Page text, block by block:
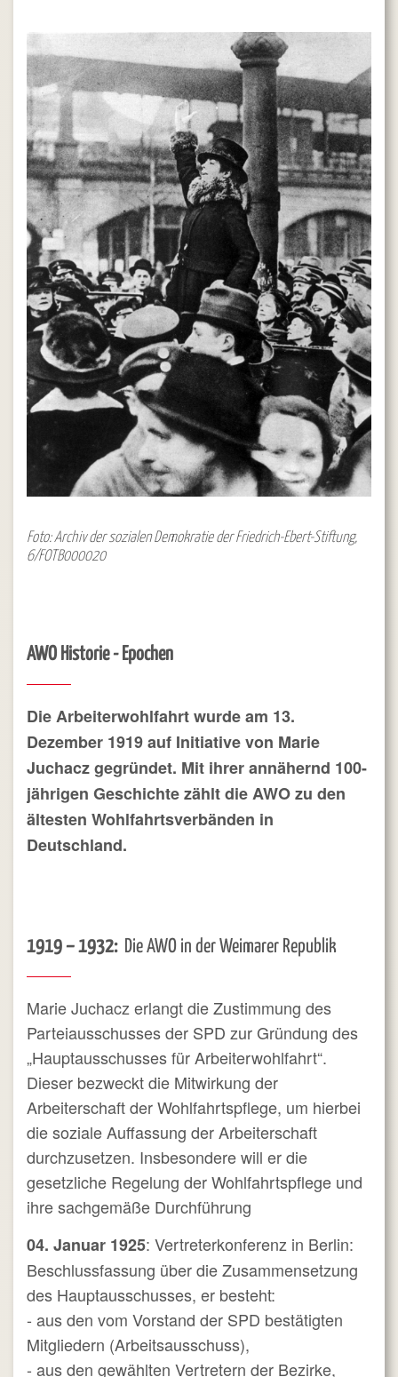
Foto: Archiv der sozialen Demokratie der Friedrich-Ebert-Stiftung,
6/FOTB000020
AWO Historie - Epochen
Die Arbeiterwohlfahrt wurde am 13.
Dezember 1919 auf Initiative von Marie
Juchacz gegründet. Mit ihrer annähernd 100-
jährigen Geschichte zählt die AWO zu den
ältesten Wohlfahrtsverbänden in
Deutschland.
1919 – 1932: Die AWO in der Weimarer Republik
Marie Juchacz erlangt die Zustimmung des
Parteiausschusses der SPD zur Gründung des
„Hauptausschusses für Arbeiterwohlfahrt“.
Dieser bezweckt die Mitwirkung der
Arbeiterschaft der Wohlfahrtspflege, um hierbei
die soziale Auffassung der Arbeiterschaft
durchzusetzen. Insbesondere will er die
gesetzliche Regelung der Wohlfahrtspflege und
ihre sachgemäße Durchführung
04. Januar 1925: Vertreterkonferenz in Berlin:
Beschlussfassung über die Zusammensetzung
des Hauptausschusses, er besteht:
- aus den vom Vorstand der SPD bestätigten
Mitgliedern (Arbeitsausschuss),
- aus den gewählten Vertretern der Bezirke,